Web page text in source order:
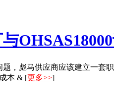
，彪马供应商应该建立一套
本 & [更多>>]